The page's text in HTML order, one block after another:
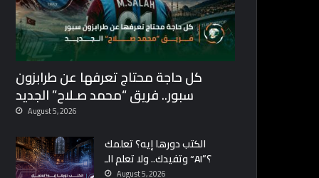
كل حاجة محتاج تعرفها عن طرابزون
سبور.. فريق “محمد صـلاح” الجديد
August 5, 2026
الكتب دورها إيه؟ تعلمك
وتفيدك.. ولا تعلم الـ “AI”؟
August 5, 2026